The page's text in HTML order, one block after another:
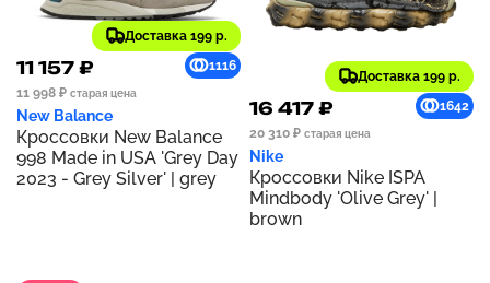
Доставка 199 р.
11 157 ₽
1116
11 998 ₽ старая цена
New Balance
Кроссовки New Balance
998 Made in USA 'Grey Day
2023 - Grey Silver' | grey
Доставка 199 р.
16 417 ₽
1642
20 310 ₽ старая цена
Nike
Кроссовки Nike ISPA
Mindbody 'Olive Grey' |
brown